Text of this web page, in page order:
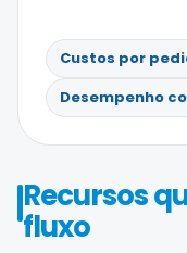
Custos por
Desempenho
Recursos
fluxo